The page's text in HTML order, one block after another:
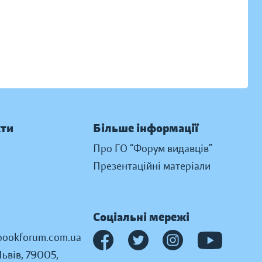
Більше інформації
Про ГО “Форум видавців”
Презентаційні матеріали
79005,
Соціальні мережі